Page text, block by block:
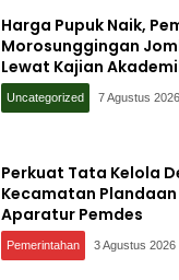
Harga Pupuk Naik,
Morosunggingan
Lewat Kajian
Uncategorized 7 Agustus 2026
Perkuat Tata Kelola
Kecamatan
Aparatur Pemdes
Pemerintahan 3 Agustus 2026